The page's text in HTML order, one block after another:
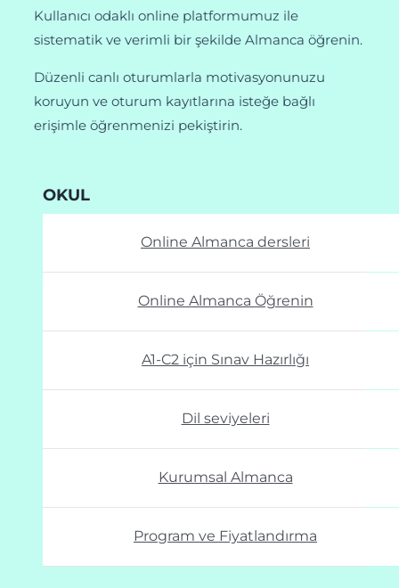
Kullanıcı odaklı online platformumuz ile
sistematik ve verimli bir şekilde Almanca öğrenin.
Düzenli canlı oturumlarla motivasyonunuzu
koruyun ve oturum kayıtlarına isteğe bağlı
erişimle öğrenmenizi pekiştirin.
OKUL
Online Almanca dersleri
Online Almanca Öğrenin
A1-C2 için Sınav Hazırlığı
Dil seviyeleri
Kurumsal Almanca
Program ve Fiyatlandırma